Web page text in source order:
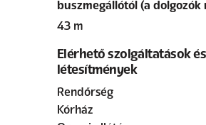
buszmegállótól (a dolgozók
43 m
Elérhető szolgáltatások és
létesítmények
Rendőrség
Kórház